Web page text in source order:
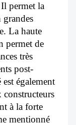
permet la
grandes
La haute
permet de
très
post-
également
constructeurs
à la forte
mentionné